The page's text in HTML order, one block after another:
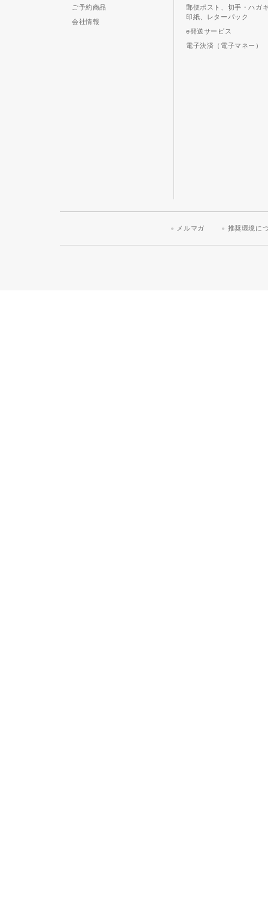
ご予約商品
会社情報
郵便ポスト、切手・ハガ
印紙、レターパック
e発送サービス
電子決済（電子マネー）
メルマガ 推奨環境に